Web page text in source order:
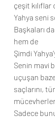
çeşit
Yahya seni
Başkaları
hem de
Şimdi
Senin mavi
uçuşan
saçlarını,
Sadece